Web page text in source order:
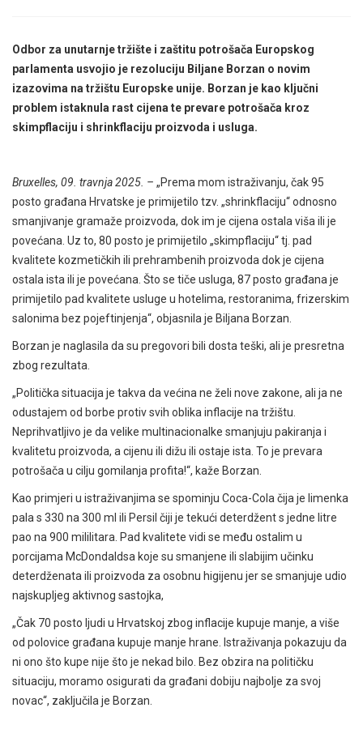
Odbor za unutarnje tržište i zaštitu potrošača Europskog
parlamenta usvojio je rezoluciju Biljane Borzan o novim
izazovima na tržištu Europske unije. Borzan je kao ključni
problem istaknula rast cijena te prevare potrošača kroz
skimpflaciju i shrinkflaciju proizvoda i usluga.
Bruxelles, 09. travnja 2025. – „Prema mom istraživanju, čak 95
posto građana Hrvatske je primijetilo tzv. „shrinkflaciju“ odnosno
smanjivanje gramaže proizvoda, dok im je cijena ostala viša ili je
povećana. Uz to, 80 posto je primijetilo „skimpflaciju“ tj. pad
kvalitete kozmetičkih ili prehrambenih proizvoda dok je cijena
ostala ista ili je povećana. Što se tiče usluga, 87 posto građana je
primijetilo pad kvalitete usluge u hotelima, restoranima, frizerskim
salonima bez pojeftinjenja“, objasnila je Biljana Borzan.
Borzan je naglasila da su pregovori bili dosta teški, ali je presretna
zbog rezultata.
„Politička situacija je takva da većina ne želi nove zakone, ali ja ne
odustajem od borbe protiv svih oblika inflacije na tržištu.
Neprihvatljivo je da velike multinacionalke smanjuju pakiranja i
kvalitetu proizvoda, a cijenu ili dižu ili ostaje ista. To je prevara
potrošača u cilju gomilanja profita!“, kaže Borzan.
Kao primjeri u istraživanjima se spominju Coca-Cola čija je limenka
pala s 330 na 300 ml ili Persil čiji je tekući deterdžent s jedne litre
pao na 900 mililitara. Pad kvalitete vidi se među ostalim u
porcijama McDondaldsa koje su smanjene ili slabijim učinku
deterdženata ili proizvoda za osobnu higijenu jer se smanjuje udio
najskupljeg aktivnog sastojka,
„Čak 70 posto ljudi u Hrvatskoj zbog inflacije kupuje manje, a više
od polovice građana kupuje manje hrane. Istraživanja pokazuju da
ni ono što kupe nije što je nekad bilo. Bez obzira na političku
situaciju, moramo osigurati da građani dobiju najbolje za svoj
novac“, zaključila je Borzan.